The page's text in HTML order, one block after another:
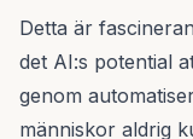
Detta är
det AI:s potential
genom
människor aldrig